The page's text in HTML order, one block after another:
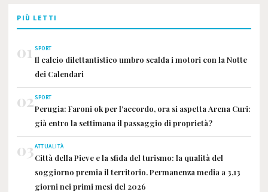
PIÙ LETTI
01 SPORT
Il calcio dilettantistico umbro scalda i motori con la Notte
dei Calendari
02SPORT
Perugia: Faroni ok per l’accordo, ora si aspetta Arena Curi:
già entro la settimana il passaggio di proprietà?
03ATTUALITÀ
Città della Pieve e la sfida del turismo: la qualità del
soggiorno premia il territorio. Permanenza media a 3,13
giorni nei primi mesi del 2026